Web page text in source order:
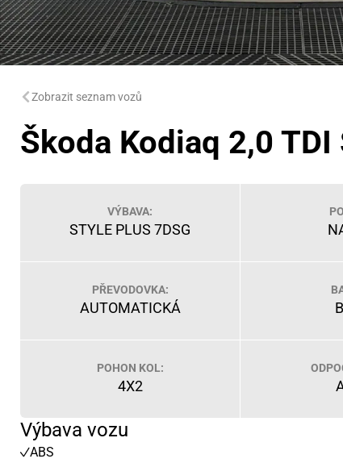
Zobrazit seznam vozů
Škoda Kodiaq 2,0
VÝBAVA:
STYLE PLUS 7DSG
PŘEVODOVKA:
AUTOMATICKÁ
POHON KOL:
4X2
Výbava vozu
ABS